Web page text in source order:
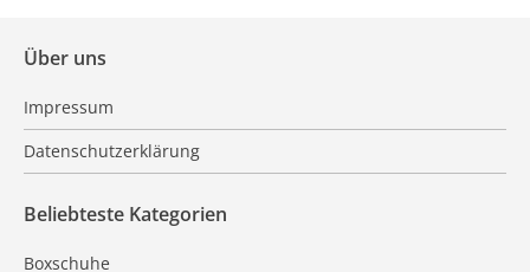
Über uns
Impressum
Datenschutzerklärung
Beliebteste Kategorien
Boxschuhe